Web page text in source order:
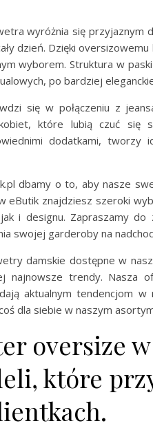
wyróżnia się przyjaznym
dzień. Dzięki
wyborem. Struktura w
po bardziej
się w połączeniu z
które lubią czuć się
dodatkami, tworzy
dbamy o to, aby nasze
eButik znajdziesz szeroki
i designu. Zapraszamy
swojej garderoby na
damskie dostępne w
najnowsze trendy. Nasza
aktualnym tendencjom
dla siebie w naszym
oversize
które